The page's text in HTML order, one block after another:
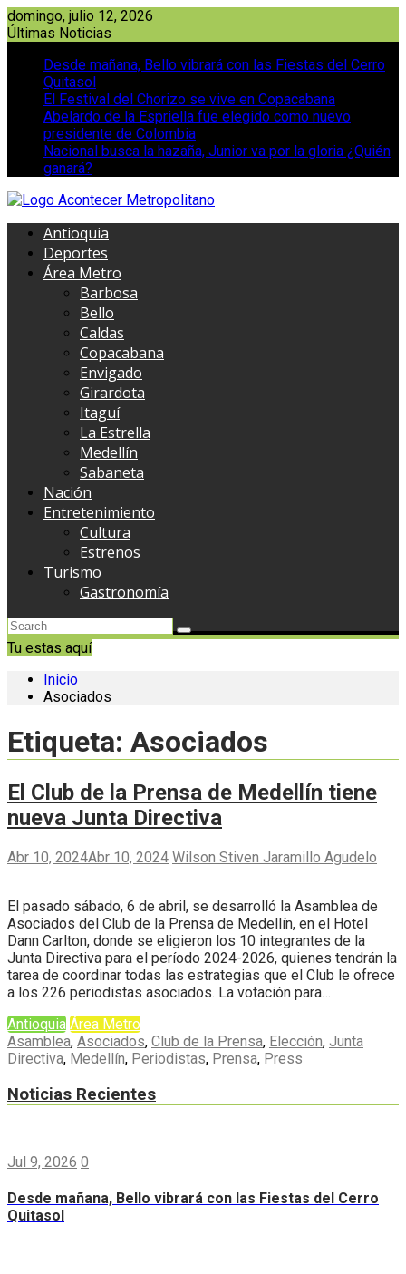
Saltar
al
domingo, julio 12, 2026
Últimas Noticias
Desde mañana, Bello vibrará con las Fiestas del Cerro
Quitasol
El Festival del Chorizo se vive en Copacabana
Abelardo de la Espriella fue elegido como nuevo
presidente de Colombia
Nacional busca la hazaña, Junior va por la gloria ¿Quién
ganará?
Antioquia
Deportes
Área Metro
Barbosa
Bello
Caldas
Copacabana
Envigado
Girardota
Itaguí
La Estrella
Medellín
Sabaneta
Nación
Entretenimiento
Cultura
Estrenos
Turismo
Gastronomía
Tu estas aquí
Inicio
Asociados
Etiqueta: Asociados
El Club de la Prensa de Medellín tiene
nueva Junta Directiva
Abr 10, 2024Abr 10, 2024 Wilson Stiven Jaramillo Agudelo
El pasado sábado, 6 de abril, se desarrolló la Asamblea de
Asociados del Club de la Prensa de Medellín, en el Hotel
Dann Carlton, donde se eligieron los 10 integrantes de la
Junta Directiva para el período 2024-2026, quienes tendrán la
tarea de coordinar todas las estrategias que el Club le ofrece
a los 226 periodistas asociados. La votación para…
Antioquia Área Metro
Asamblea, Asociados, Club de la Prensa, Elección, Junta
Directiva, Medellín, Periodistas, Prensa, Press
Noticias Recientes
Jul 9, 2026 0
Desde mañana, Bello vibrará con las Fiestas del Cerro
Quitasol